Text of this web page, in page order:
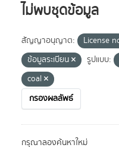
ไม่พบชุดข้อมูล
สัญญาอนุญาต: License
ข้อมูลระเบียน
รูปแบบ:
coal
กรองผลลัพธ์
กรุณาลองค้นหาใหม่